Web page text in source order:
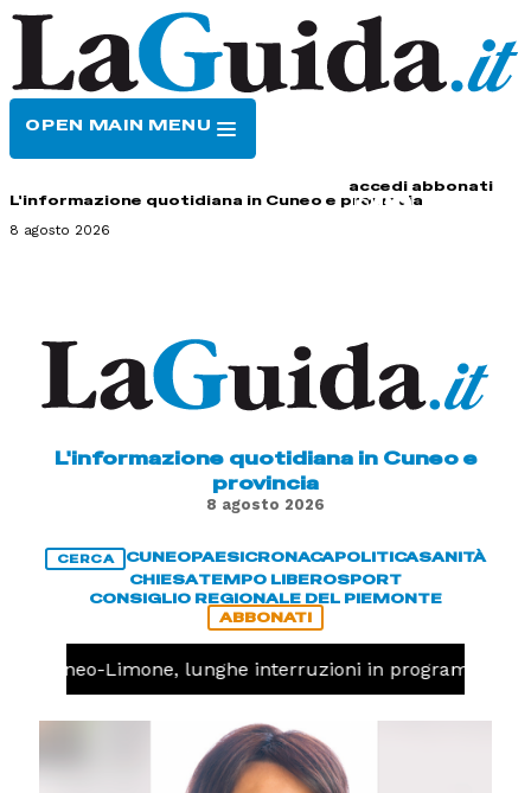
OPEN MAIN MENU
accedi abbonati
L'informazione quotidiana in Cuneo e provincia
8 agosto 2026
L'informazione quotidiana in Cuneo e
provincia
8 agosto 2026
CERCA CUNEOPAESICRONACAPOLITICASANITÀ
CHIESATEMPO LIBEROSPORT
CONSIGLIO REGIONALE DEL PIEMONTE
ABBONATI
Cuneo-Limone, lunghe interruzioni in programma